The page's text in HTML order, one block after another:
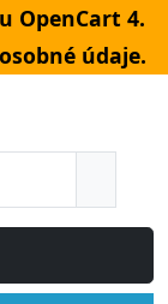
OpenCart 4.
údaje.